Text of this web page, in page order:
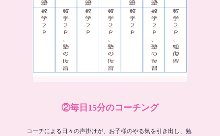
②毎日15分のコーチング
コーチによる日々の声掛けが、お子様のやる気を引き出し、勉